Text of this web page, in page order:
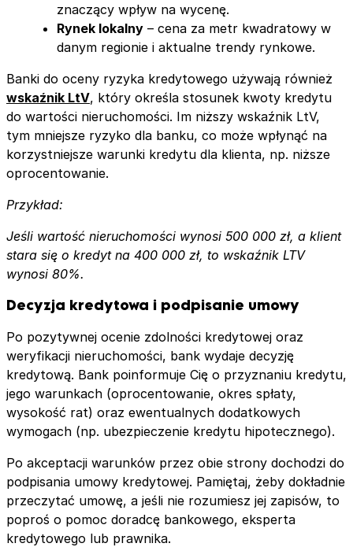
znaczący wpływ na wycenę.
Rynek lokalny – cena za metr kwadratowy w
danym regionie i aktualne trendy rynkowe.
Banki do oceny ryzyka kredytowego używają również
wskaźnik LtV, który określa stosunek kwoty kredytu
do wartości nieruchomości. Im niższy wskaźnik LtV,
tym mniejsze ryzyko dla banku, co może wpłynąć na
korzystniejsze warunki kredytu dla klienta, np. niższe
oprocentowanie.
Przykład:
Jeśli wartość nieruchomości wynosi 500 000 zł, a klient
stara się o kredyt na 400 000 zł, to wskaźnik LTV
wynosi 80%.
Decyzja kredytowa i podpisanie umowy
Po pozytywnej ocenie zdolności kredytowej oraz
weryfikacji nieruchomości, bank wydaje decyzję
kredytową. Bank poinformuje Cię o przyznaniu kredytu,
jego warunkach (oprocentowanie, okres spłaty,
wysokość rat) oraz ewentualnych dodatkowych
wymogach (np. ubezpieczenie kredytu hipotecznego).
Po akceptacji warunków przez obie strony dochodzi do
podpisania umowy kredytowej. Pamiętaj, żeby dokładnie
przeczytać umowę, a jeśli nie rozumiesz jej zapisów, to
poproś o pomoc doradcę bankowego, eksperta
kredytowego lub prawnika.